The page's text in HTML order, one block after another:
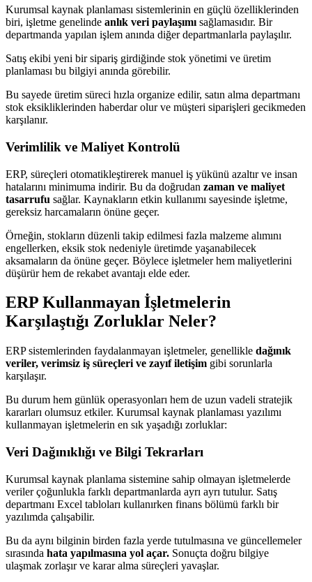
Kurumsal kaynak planlaması sistemlerinin en güçlü özelliklerinden
biri, işletme genelinde anlık veri paylaşımı sağlamasıdır. Bir
departmanda yapılan işlem anında diğer departmanlarla paylaşılır.
Satış ekibi yeni bir sipariş girdiğinde stok yönetimi ve üretim
planlaması bu bilgiyi anında görebilir.
Bu sayede üretim süreci hızla organize edilir, satın alma departmanı
stok eksikliklerinden haberdar olur ve müşteri siparişleri gecikmeden
karşılanır.
Verimlilik ve Maliyet Kontrolü
ERP, süreçleri otomatikleştirerek manuel iş yükünü azaltır ve insan
hatalarını minimuma indirir. Bu da doğrudan zaman ve maliyet
tasarrufu sağlar. Kaynakların etkin kullanımı sayesinde işletme,
gereksiz harcamaların önüne geçer.
Örneğin, stokların düzenli takip edilmesi fazla malzeme alımını
engellerken, eksik stok nedeniyle üretimde yaşanabilecek
aksamaların da önüne geçer. Böylece işletmeler hem maliyetlerini
düşürür hem de rekabet avantajı elde eder.
ERP Kullanmayan İşletmelerin
Karşılaştığı Zorluklar Neler?
ERP sistemlerinden faydalanmayan işletmeler, genellikle dağınık
veriler, verimsiz iş süreçleri ve zayıf iletişim gibi sorunlarla
karşılaşır.
Bu durum hem günlük operasyonları hem de uzun vadeli stratejik
kararları olumsuz etkiler. Kurumsal kaynak planlaması yazılımı
kullanmayan işletmelerin en sık yaşadığı zorluklar:
Veri Dağınıklığı ve Bilgi Tekrarları
Kurumsal kaynak planlama sistemine sahip olmayan işletmelerde
veriler çoğunlukla farklı departmanlarda ayrı ayrı tutulur. Satış
departmanı Excel tabloları kullanırken finans bölümü farklı bir
yazılımda çalışabilir.
Bu da aynı bilginin birden fazla yerde tutulmasına ve güncellemeler
sırasında hata yapılmasına yol açar. Sonuçta doğru bilgiye
ulaşmak zorlaşır ve karar alma süreçleri yavaşlar.